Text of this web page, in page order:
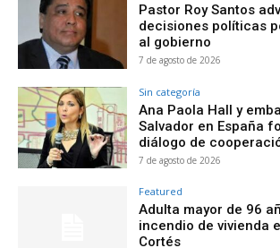
Pastor Roy Santos
decisiones políticas
al gobierno
7 de agosto de 2026
Sin categoría
Ana Paola Hall y
Salvador en España
diálogo de
7 de agosto de 2026
Featured
Adulta mayor de 96
incendio de vivienda
Cortés